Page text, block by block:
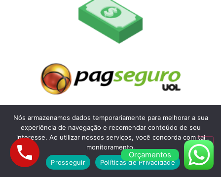
Orçamentos
Nós armazenamos dados temporariamente para melhorar a sua
experiência de navegação e recomendar conteúdo de seu
interesse. Ao utilizar nossos serviços, você concorda com tal
monitoramento.
Prosseguir
Políticas de Privacidade